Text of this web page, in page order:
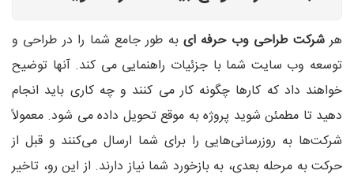
هرشرکت طراحی وب حرفه ایبه طور جامع شما را در طراحی و
توسعه وب سایت شما با جزئیات راهنمایی می کند. آنها توضیح
خواهند داد که کارها چگونه کار می کنند و چه کاری باید انجام
دهید تا مطمئن شوید پروژه به موقع تحویل داده می شود. معمولاً
شرکت‌ها به‌ روزرسانی‌هایی را برای شما ارسال می‌کنند و قبل از
حرکت به مرحله بعدی، به بازخورد شما نیاز دارند. از این رو، تاخیر